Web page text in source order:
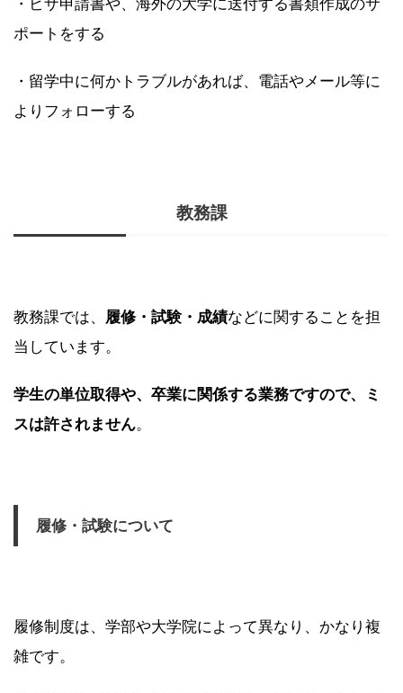
ポートをする
・留学中に何かトラブルがあれば、電話やメール等に
よりフォローする
教務課
教務課では、 履修・試験・成績などに関することを担
当しています。
学生の単位取得や、卒業に関係する業務ですので、ミ
スは許されません。
履修・試験について
履修制度は、学部や大学院によって異なり、かなり複
雑です。